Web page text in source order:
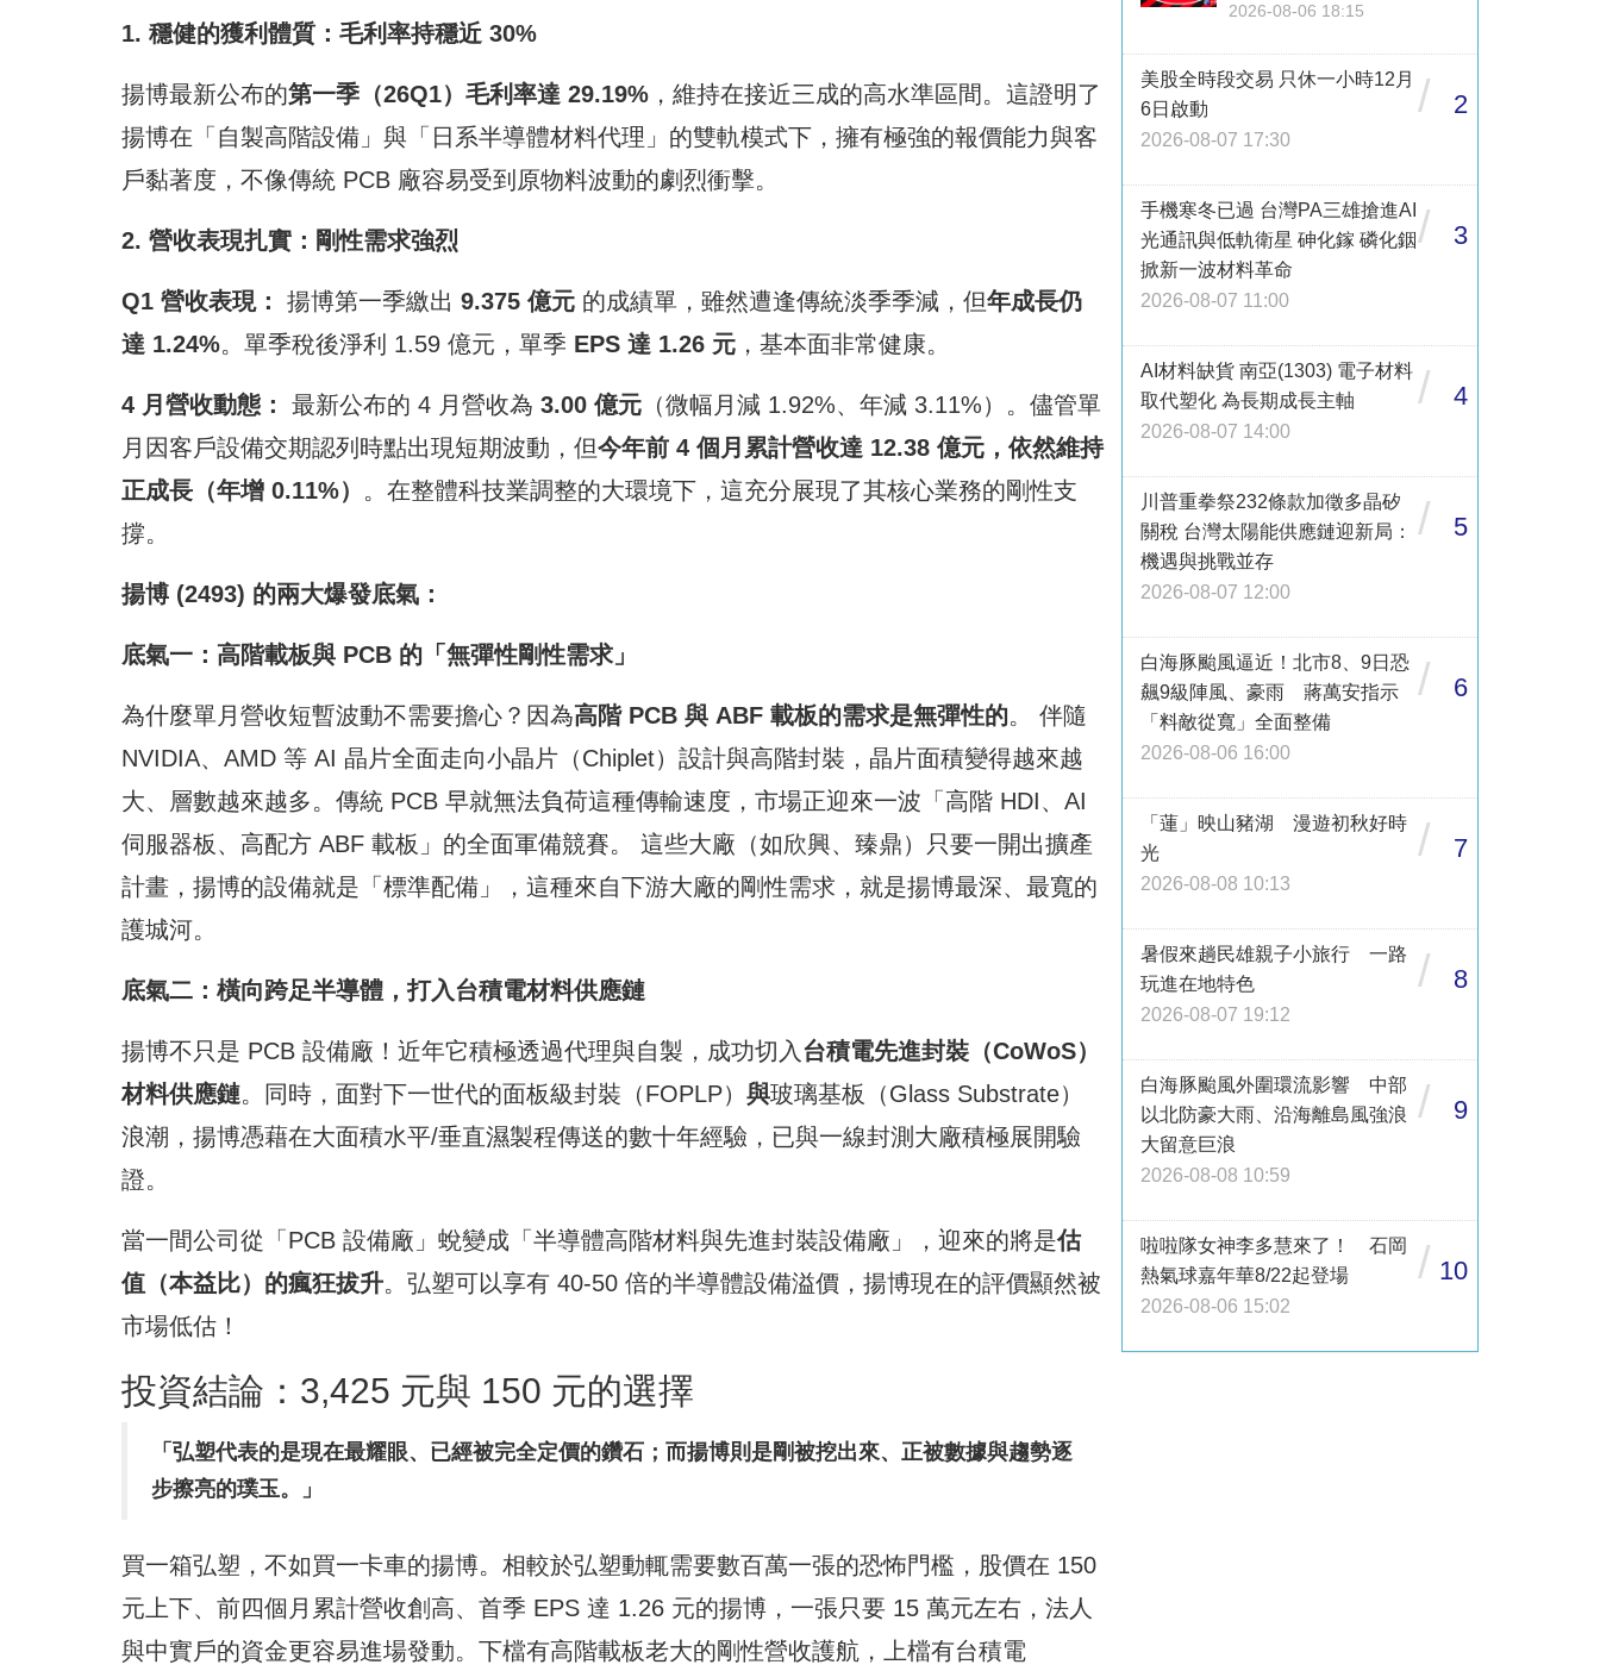
1. 穩健的獲利體質：毛利率持穩近 30%
揚博最新公布的第一季（26Q1）毛利率達 29.19% ，維持在接近三成的高水準區間。這證明了
揚博在「自製高階設備」與「日系半導體材料代理」的雙軌模式下，擁有極強的報價能力與客
戶黏著度，不像傳統 PCB 廠容易受到原物料波動的劇烈衝擊。
2. 營收表現扎實：剛性需求強烈
Q1 營收表現： 揚博第一季繳出 9.375 億元 的成績單，雖然遭逢傳統淡季季減，但年成長仍
達 1.24%。單季稅後淨利 1.59 億元，單季 EPS 達 1.26 元 ，基本面非常健康。
4 月營收動態： 最新公布的 4 月營收為 3.00 億元 （微幅月減 1.92%、年減 3.11%）。儘管單
月因客戶設備交期認列時點出現短期波動，但今年前 4 個月累計營收達 12.38 億元，依然維持
正成長（年增 0.11%） 。在整體科技業調整的大環境下，這充分展現了其核心業務的剛性支
撐。
揚博 (2493) 的兩大爆發底氣：
底氣一：高階載板與 PCB 的「無彈性剛性需求」
為什麼單月營收短暫波動不需要擔心？因為高階 PCB 與 ABF 載板的需求是無彈性的。 伴隨
NVIDIA、AMD 等 AI 晶片全面走向小晶片（Chiplet）設計與高階封裝，晶片面積變得越來越
大、層數越來越多。傳統 PCB 早就無法負荷這種傳輸速度，市場正迎來一波「高階 HDI、AI
伺服器板、高配方 ABF 載板」的全面軍備競賽。 這些大廠（如欣興、臻鼎）只要一開出擴產
計畫，揚博的設備就是「標準配備」，這種來自下游大廠的剛性需求，就是揚博最深、最寬的
護城河。
底氣二：橫向跨足半導體，打入台積電材料供應鏈
揚博不只是 PCB 設備廠！近年它積極透過代理與自製，成功切入 台積電先進封裝（CoWoS）
材料供應鏈。同時，面對下一世代的面板級封裝（FOPLP） 與玻璃基板（Glass Substrate）
浪潮，揚博憑藉在大面積水平/垂直濕製程傳送的數十年經驗，已與一線封測大廠積極展開驗
證。
當一間公司從「PCB 設備廠」蛻變成「半導體高階材料與先進封裝設備廠」，迎來的將是估
值（本益比）的瘋狂拔升。弘塑可以享有 40-50 倍的半導體設備溢價，揚博現在的評價顯然被
市場低估！
投資結論：3,425 元與 150 元的選擇
「弘塑代表的是現在最耀眼、已經被完全定價的鑽石；而揚博則是剛被挖出來、正被數據與趨勢逐
步擦亮的璞玉。」
買一箱弘塑，不如買一卡車的揚博。相較於弘塑動輒需要數百萬一張的恐怖門檻，股價在 150
元上下、前四個月累計營收創高、首季 EPS 達 1.26 元的揚博，一張只要 15 萬元左右，法人
與中實戶的資金更容易進場發動。下檔有高階載板老大的剛性營收護航，上檔有台積電
2026-08-06 18:15
美股全時段交易 只休一小時12月
6日啟動
2026-08-07 17:30
/ 2
手機寒冬已過 台灣PA三雄搶進AI
光通訊與低軌衛星 砷化鎵 磷化銦
掀新一波材料革命
2026-08-07 11:00
/ 3
AI材料缺貨 南亞(1303) 電子材料
取代塑化 為長期成長主軸
2026-08-07 14:00
/ 4
川普重拳祭232條款加徵多晶矽
關稅 台灣太陽能供應鏈迎新局：
機遇與挑戰並存
2026-08-07 12:00
/ 5
白海豚颱風逼近！北市8、9日恐
飆9級陣風、豪雨 蔣萬安指示
「料敵從寬」全面整備
2026-08-06 16:00
/ 6
「蓮」映山豬湖 漫遊初秋好時
光
2026-08-08 10:13
/ 7
暑假來趟民雄親子小旅行 一路
玩進在地特色
2026-08-07 19:12
/ 8
白海豚颱風外圍環流影響 中部
以北防豪大雨、沿海離島風強浪
大留意巨浪
2026-08-08 10:59
/ 9
啦啦隊女神李多慧來了！ 石岡
熱氣球嘉年華8/22起登場
2026-08-06 15:02
/ 10